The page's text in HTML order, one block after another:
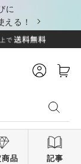
に
る！
商品 記事